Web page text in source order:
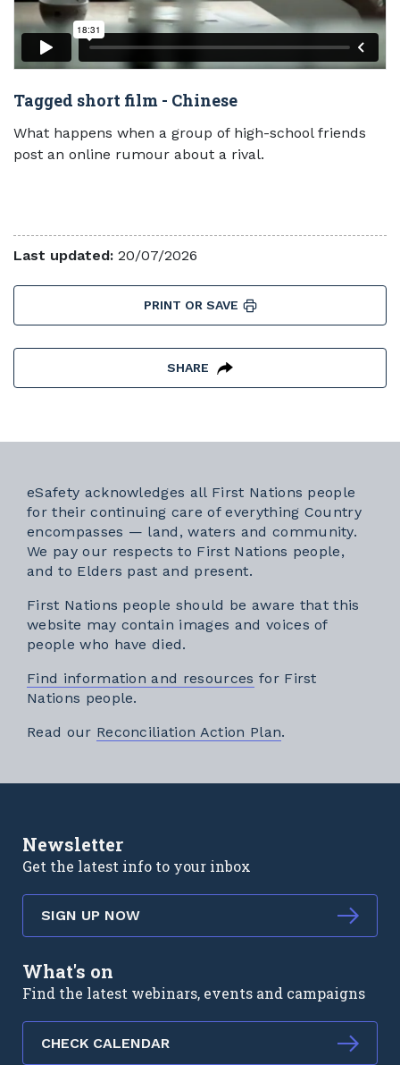
Tagged short film - Chinese
What happens when a group of high-school friends
post an online rumour about a rival.
Last updated: 20/07/2026
PRINT OR SAVE
SHARE
eSafety acknowledges all First Nations people
for their continuing care of everything Country
encompasses — land, waters and community.
We pay our respects to First Nations people,
and to Elders past and present.
First Nations people should be aware that this
website may contain images and voices of
people who have died.
Find information and resources for First
Nations people.
Read our Reconciliation Action PlanExternal link
.
Newsletter
Get the latest info to your inbox
SIGN UP NOW
What's on
Find the latest webinars, events and campaigns
CHECK CALENDAR